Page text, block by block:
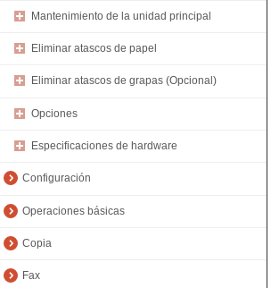
Mantenimiento de la unidad principal
Eliminar atascos de papel
Eliminar atascos de grapas (Opcional)
Opciones
Especificaciones de hardware
Configuración
Operaciones básicas
Copia
Fax